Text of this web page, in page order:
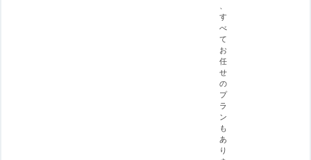
す
べ
て
お
任
せ
の
プ
ラ
ン
も
あ
り